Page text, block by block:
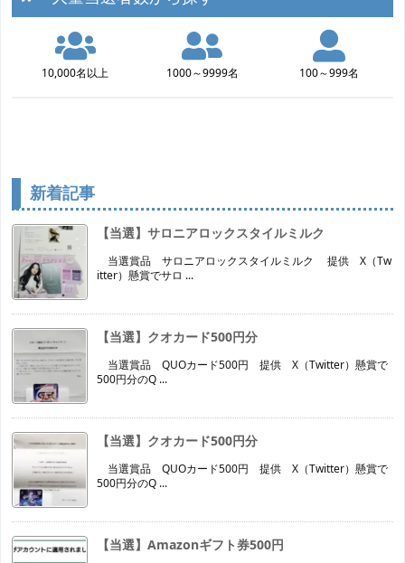
10,000名以上 1000～9999名 100～999名
新着記事
【当選】サロニアロックスタイルミルク
当選賞品 サロニアロックスタイルミルク 提供 X（Tw
itter）懸賞でサロ ...
【当選】クオカード500円分
当選賞品 QUOカード500円 提供 X（Twitter）懸賞で
500円分のQ ...
【当選】クオカード500円分
当選賞品 QUOカード500円 提供 X（Twitter）懸賞で
500円分のQ ...
【当選】Amazonギフト券500円